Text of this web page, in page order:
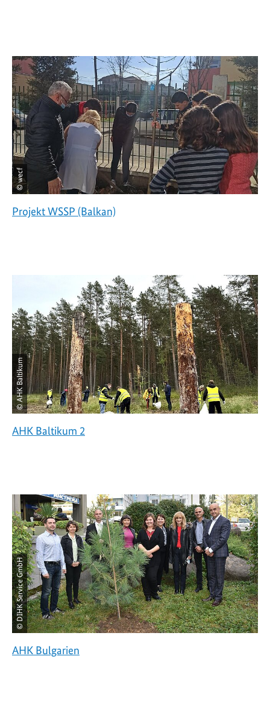
© wecf
Projekt WSSP (Balkan)
© AHK Baltikum
AHK Baltikum 2
© DIHK Service GmbH
AHK Bulgarien